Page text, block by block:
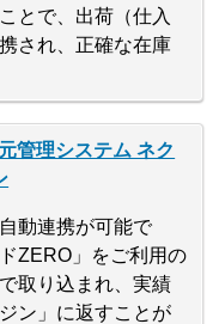
とで、出荷（仕入
され、正確な在庫
管理システム ネク
動連携が可能で
ZERO」をご利用の
取り込まれ、実績
ン」に返すことが